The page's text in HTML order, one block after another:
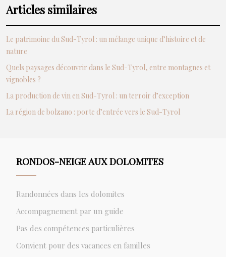
Articles similaires
Le patrimoine du Sud-Tyrol : un mélange unique d’histoire et de
nature
Quels paysages découvrir dans le Sud-Tyrol, entre montagnes et
vignobles ?
La production de vin en Sud-Tyrol : un terroir d’exception
La région de bolzano : porte d’entrée vers le Sud-Tyrol
RONDOS-NEIGE AUX DOLOMITES
Randonnées dans les dolomites
Accompagnement par un guide
Pas des compétences particulières
Convient pour des vacances en familles